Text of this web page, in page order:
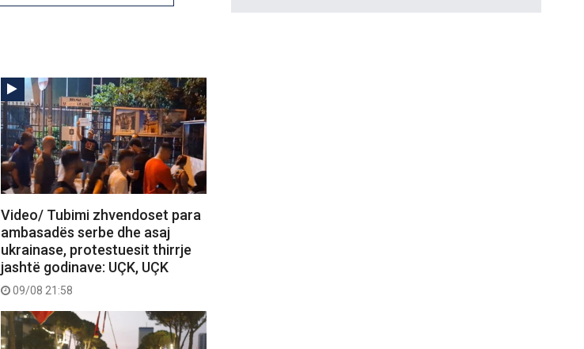
Video/ Tubimi zhvendoset para
ambasadës serbe dhe asaj
ukrainase, protestuesit thirrje
jashtë godinave: UÇK, UÇK
09/08 21:58